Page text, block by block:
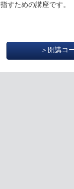
指すための講座です。
＞開講コ